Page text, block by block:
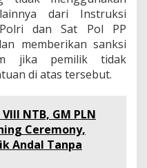
dari Instruksi
dan Sat Pol PP
memberikan sanksi
jika pemilik tidak
di atas tersebut.
VIII NTB, GM PLN
Ceremony,
Andal Tanpa